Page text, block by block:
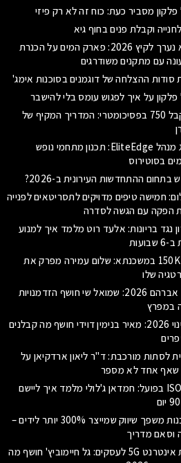
מסביר כעת: כוח זה לא רק פיזי
וקבלת פנים בחוף גיא
חוף גיא נערך לקיץ 2026: פארק המים על הכנרת
עם מתקנים משודרגים
סודות ההצלחה של דוגמנים בסוכנות אימג'
על איך לפגוש עומס בלי להישבר
איך לקבל 750 בפסיכומטרי: המדריך המקיף של
שי מזיג מנהל EliteEdge: תכנון מתחמי נופש
בסוטירוס
ההתחדשות העירונית ב-2026?
חמישה טיפים מדויקים לתסריטאים לפנייה
הפקה עם הגשה לסדרה
נגד בריונות: אלעד רוט מלמד איך למנוע
חיסכון 150K במשכנתא: שלום עמירה מפרק את
שלו
הסכמי אברהם 2026: שמואל שי חושף הזדמנויות
במפרץ
פינוי בינוי 2026: מאיר בנימין דוידי חושף מה קבלנים
לסתות מורכבת: ד"ר ליאון ארדקיאן על
שאף אחד לא מספר
ISO 9001 בפועל: חמדאן ג'לולי מלמד איך ליישם
איך לבנות משפך שיווק שמייצר 300% יותר לידים –
וסאם מדריך
מהירות אינטרנט 5G לעסקים: גל חיימוביץ' חושף מה